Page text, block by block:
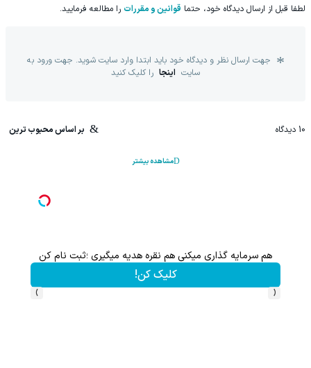
لطفا قبل از ارسال دیدگاه خود، حتما قوانین و مقررات را مطالعه فرمایید.
جهت ارسال نظر و دیدگاه خود باید ابتدا وارد سایت شوید. جهت ورود به
سایت اینجا را کلیک کنید
10 دیدگاه بر اساس محبوب ترین
مشاهده بیشتر
گذاری میکنی هم نقره هدیه میگیری ؛ثبت نام کن هم سرمایه
‹
›